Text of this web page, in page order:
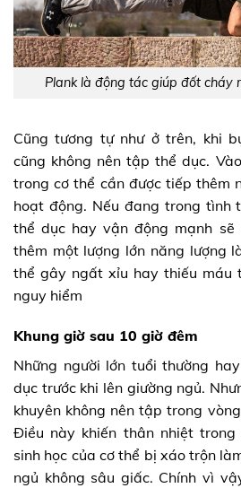
Plank là động tác giúp đốt cháy
Cũng tương tự như ở trên, khi
cũng không nên tập thể dục.
trong cơ thể cần được tiếp thêm
hoạt động. Nếu đang trong tình
thể dục hay vận động mạnh sẽ
thêm một lượng lớn năng lượng
thể gây ngất xỉu hay thiếu máu
nguy hiểm
Khung giờ sau 10 giờ đêm
Những người lớn tuổi thường
dục trước khi lên giường ngủ.
khuyên không nên tập trong
Điều này khiến thân nhiệt
sinh học của cơ thể bị xáo trộn
ngủ không sâu giấc. Chính vì